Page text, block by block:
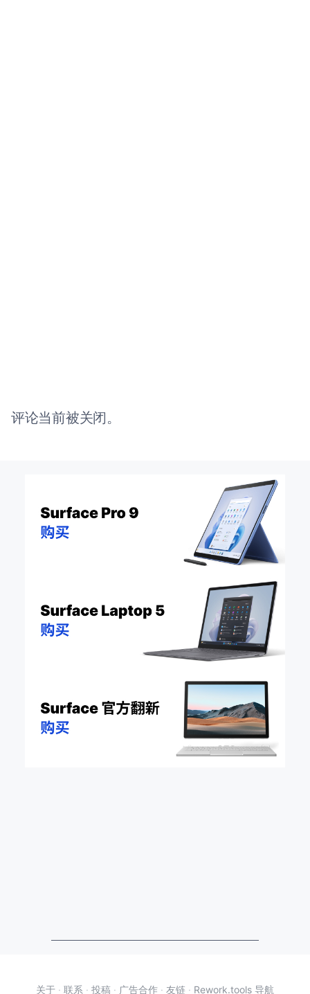
评论当前被关闭。
关于 · 联系 · 投稿 · 广告合作 · 友链 · Rework.tools 导航